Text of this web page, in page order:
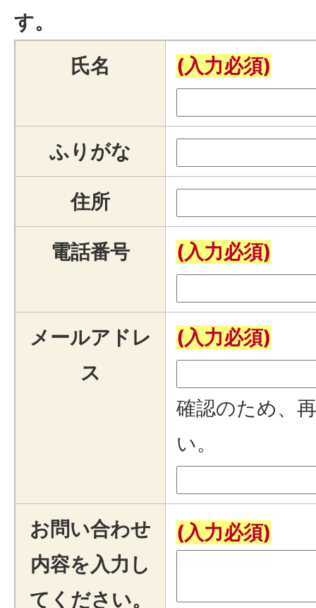
す。
氏名
(入力必須)
ふりがな
住所
電話番号 (入力必須)
メールアドレ
ス
(入力必須)
確認のため、
い。
お問い合わせ
内容を入力し
てください。
(入力必須)